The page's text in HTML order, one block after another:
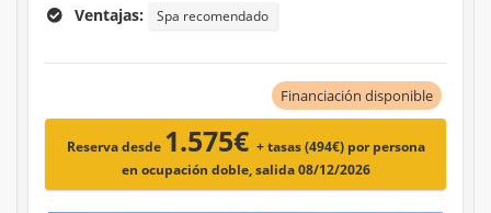
Ventajas:
Spa recomendado
Financiación disponible
Reserva desde 1.575€ + tasas (494€) por persona
en ocupación doble, salida 08/12/2026